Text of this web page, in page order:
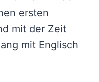
ersten
mit der Zeit
mit Englisch